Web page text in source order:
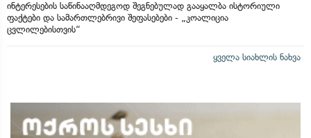
ინტერესების საწინააღმდეგოდ შეგნებულად გააყალბა ისტორიული
ფაქტები და სამართლებრივი შეფასებები - „კოალიცია
ცვლილებისთვის“
ყველა სიახლის ნახვა